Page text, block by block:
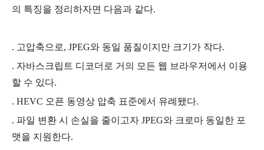
의 특징을 정리하자면 다음과 같다.
. 고압축으로, JPEG와 동일 품질이지만 크기가 작다.
. 자바스크립트 디코더로 거의 모든 웹 브라우저에서 이용
할 수 있다.
. HEVC 오픈 동영상 압축 표준에서 유례됐다.
. 파일 변환 시 손실을 줄이고자 JPEG와 크로마 동일한 포
맷을 지원한다.